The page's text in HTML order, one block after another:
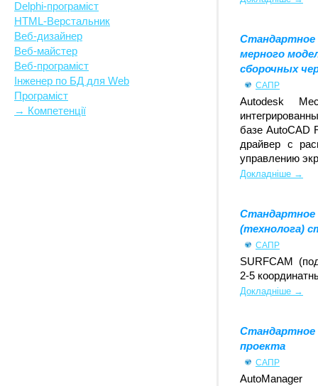
Delphi-програміст
HTML-Верстальник
Веб-дизайнер
Веб-майстер
Веб-програміст
Інженер по БД для Web
Програміст
→ Компетенції
Стандартное
мерного
сборочных
САПР
Autodesk
базе AutoCAD
драйвер с
управлению
Докладніше →
(технолога)
САПР
SURFCAM
2-5
Докладніше →
проекта
САПР